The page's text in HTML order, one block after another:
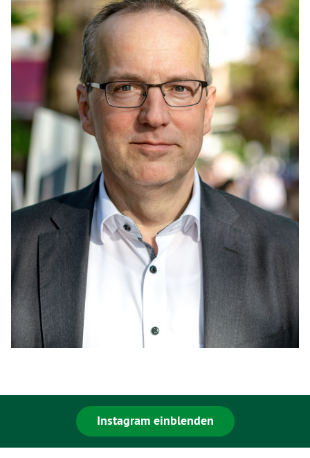
Instagram einblenden